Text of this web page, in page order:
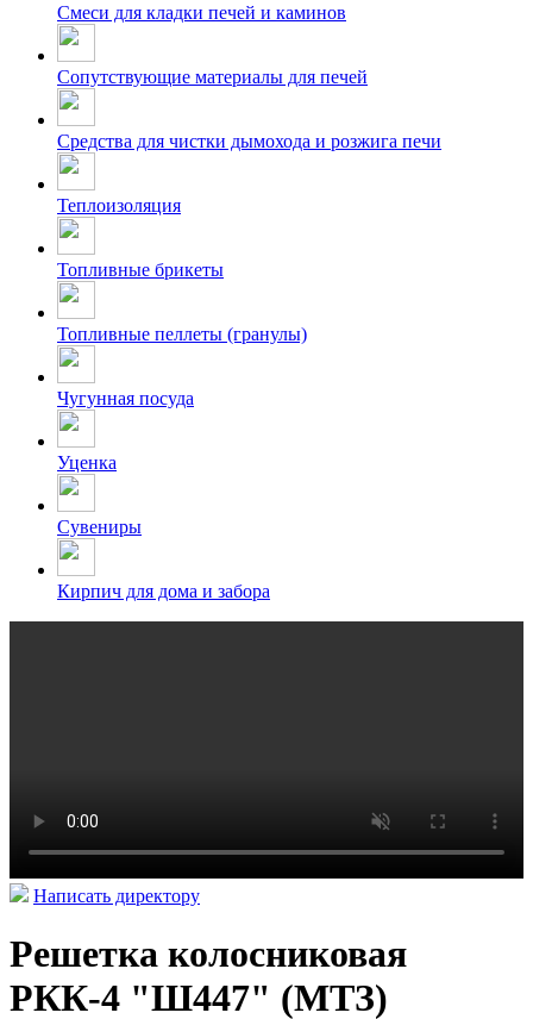
Смеси для кладки печей и каминов
Сопутствующие материалы для печей
Средства для чистки дымохода и розжига печи
Теплоизоляция
Топливные брикеты
Топливные пеллеты (гранулы)
Чугунная посуда
Уценка
Сувениры
Кирпич для дома и забора
Написать директору
Решетка колосниковая
РКК-4 "Ш447" (МТЗ)